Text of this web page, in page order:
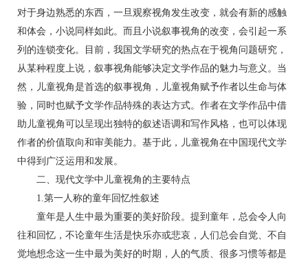
对于身边熟悉的东西，一旦观察视角发生改变，就会有新的感触
和体会，小说同样如此。而且小说叙事视角的改变，会引起一系
列的连锁变化。目前，我国文学研究的热点在于视角问题研究，
从某种程度上说，叙事视角能够决定文学作品的魅力与意义。当
然，儿童视角是首选的叙事视角，儿童视角赋予作者以生命与体
验，同时也赋予文学作品特殊的表达方式。作者在文学作品中借
助儿童视角可以呈现出独特的叙述语调和写作风格，也可以体现
作者的价值取向和审美能力。基于此，儿童视角在中国现代文学
中得到广泛运用和发展。
二、现代文学中儿童视角的主要特点
1.第一人称的童年回忆性叙述
童年是人生中最为重要的美好阶段。提到童年，总会令人向
往和回忆，不论童年生活是快乐亦或悲哀，人们总会自觉、不自
觉地想念这一生中最为美好的时期，人的气质、很多习惯等都是